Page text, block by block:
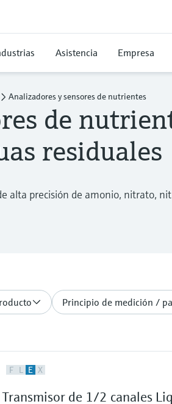
Asistencia Empresa
Analizadores y sensores de nutrientes
de
residuales
alta precisión de amonio, nitrato,
Principio de medición /
F L E X
Transmisor de 1/2 canales